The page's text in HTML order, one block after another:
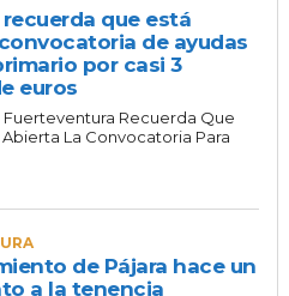
que está
de ayudas
por casi 3
euros
Fuerteventura Recuerda Que
La Convocatoria Para
de Pájara hace un
a la tenencia